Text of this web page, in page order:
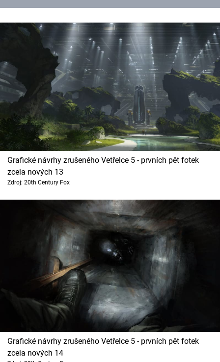
Grafické návrhy zrušeného Vetřelce 5 - prvních pět fotek
zcela nových 13
Zdroj: 20th Century Fox
Grafické návrhy zrušeného Vetřelce 5 - prvních pět fotek
zcela nových 14